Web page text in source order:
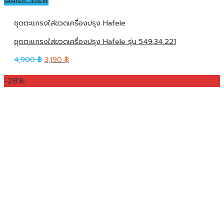
ชุดตะแกรงใส่ขวดเครื่องปรุง Hafele
ชุดตะแกรงใส่ขวดเครื่องปรุง Hafele รุ่น 549.34.221
4,900฿ 3,190 ฿
-28%